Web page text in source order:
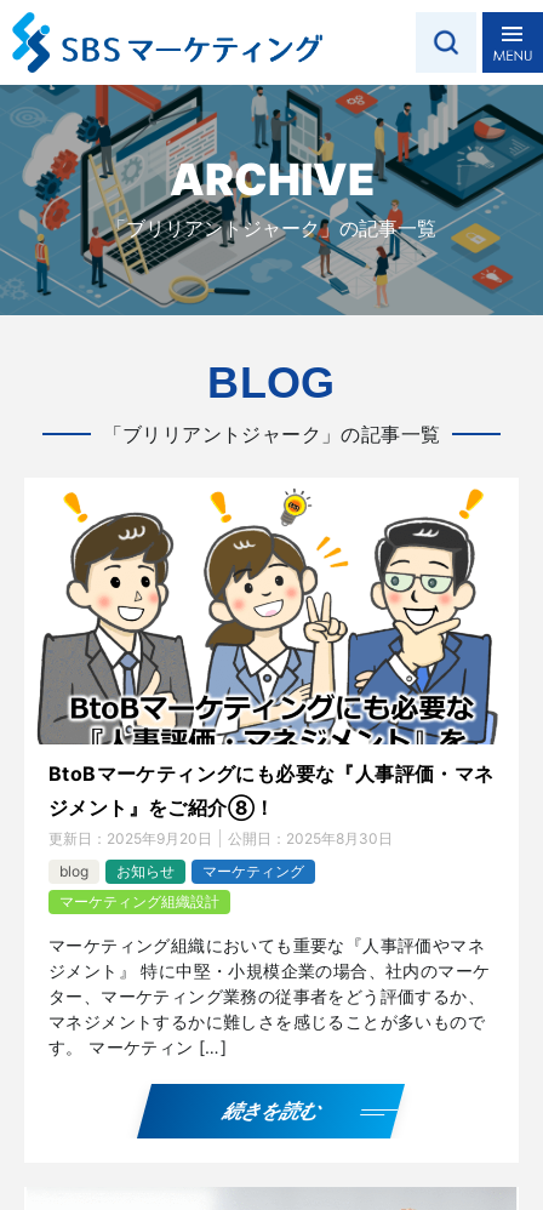
ARCHIVE
「ブリリアントジャーク」の記事一覧
BLOG
「ブリリアントジャーク」の記事一覧
BtoBマーケティングにも必要な『人事評価・マネ
ジメント』をご紹介⑧！
更新日： 2025年9月20日 公開日： 2025年8月30日
blog
お知らせ
マーケティング
マーケティング組織設計
マーケティング組織においても重要な『人事評価やマネ
ジメント』 特に中堅・小規模企業の場合、社内のマーケ
ター、マーケティング業務の従事者をどう評価するか、
マネジメントするかに難しさを感じることが多いもので
す。 マーケティン […]
続きを読む